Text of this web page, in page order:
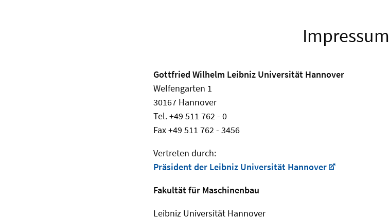
Impressum
Gottfried Wilhelm Leibniz Universität Hannover
Welfengarten 1
30167 Hannover
Tel. +49 511 762 - 0
Fax +49 511 762 - 3456
Vertreten durch:
Präsident der Leibniz Universität Hannover
Fakultät für Maschinenbau
Leibniz Universität Hannover